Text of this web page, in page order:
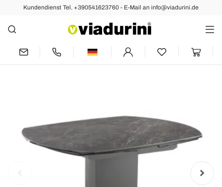
Kundendienst Tel. +390541623760 - E-Mail an info@viadurini.de
Zurück Vorher Nächste
Ausziehbarer Esstisch bis 180 cm in
Keramik und Stahl - Catone